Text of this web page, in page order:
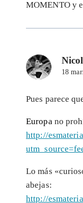
MOMENTO y
18
Pues parece
Europa no
http://
Lo más
abejas:
http://